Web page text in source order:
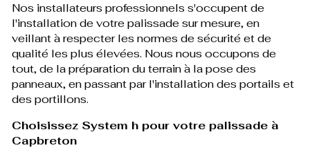
Nos installateurs professionnels s'occupent de
l'installation de votre palissade sur mesure, en
veillant à respecter les normes de sécurité et de
qualité les plus élevées. Nous nous occupons de
tout, de la préparation du terrain à la pose des
panneaux, en passant par l'installation des portails et
des portillons.
Choisissez System h pour votre palissade à
Capbreton